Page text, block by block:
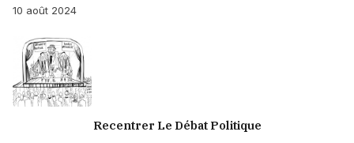
10 août 2024
Recentrer Le Débat Politique